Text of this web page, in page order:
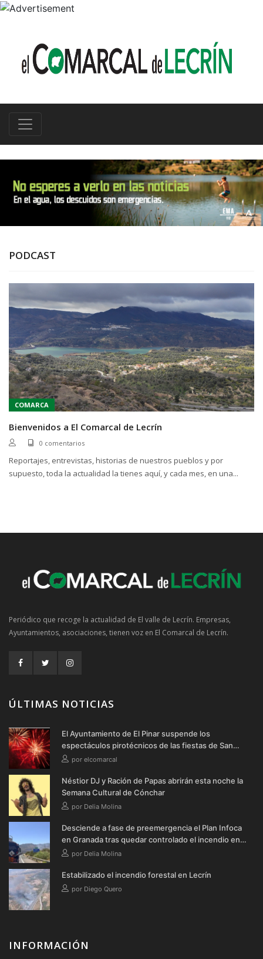
PODCAST
COMARCA
Bienvenidos a El Comarcal de Lecrín
0 comentarios
Reportajes, entrevistas, historias de nuestros pueblos y por
supuesto, toda la actualidad la tienes aquí, y cada mes, en una...
Periódico que recoge la actualidad de El valle de Lecrín. Empresas,
Ayuntamientos, asociaciones, tienen voz en El Comarcal de Lecrín.
ÚLTIMAS NOTICIAS
El Ayuntamiento de El Pinar suspende los
espectáculos pirotécnicos de las fiestas de San
Cayetano y San Roque 2026
por elcomarcal
Néstior DJ y Ración de Papas abrirán esta noche la
Semana Cultural de Cónchar
por Delia Molina
Desciende a fase de preemergencia el Plan Infoca
en Granada tras quedar controlado el incendio en
Lecrínpor Delia Molina
Estabilizado el incendio forestal en Lecrín
por Diego Quero
INFORMACIÓN